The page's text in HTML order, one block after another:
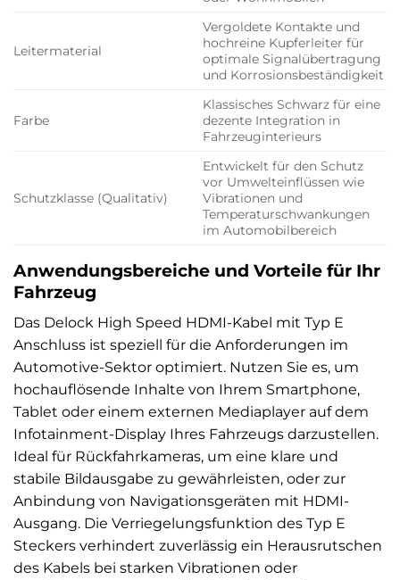
Leitermaterial
Vergoldete Kontakte und
hochreine Kupferleiter für
optimale Signalübertragung
und Korrosionsbeständigkeit
Farbe
Klassisches Schwarz für eine
dezente Integration in
Fahrzeuginterieurs
Schutzklasse (Qualitativ)
Entwickelt für den Schutz
vor Umwelteinflüssen wie
Vibrationen und
Temperaturschwankungen
im Automobilbereich
Anwendungsbereiche und Vorteile für Ihr
Fahrzeug
Das Delock High Speed HDMI-Kabel mit Typ E
Anschluss ist speziell für die Anforderungen im
Automotive-Sektor optimiert. Nutzen Sie es, um
hochauflösende Inhalte von Ihrem Smartphone,
Tablet oder einem externen Mediaplayer auf dem
Infotainment-Display Ihres Fahrzeugs darzustellen.
Ideal für Rückfahrkameras, um eine klare und
stabile Bildausgabe zu gewährleisten, oder zur
Anbindung von Navigationsgeräten mit HDMI-
Ausgang. Die Verriegelungsfunktion des Typ E
Steckers verhindert zuverlässig ein Herausrutschen
des Kabels bei starken Vibrationen oder